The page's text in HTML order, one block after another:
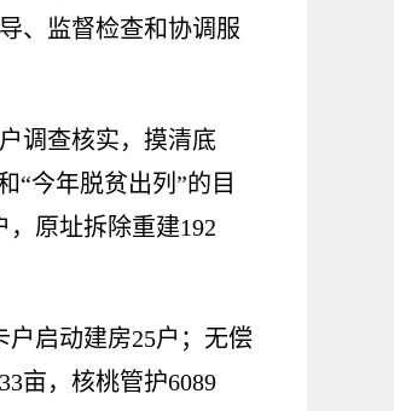
、监督检查和协调服
调查核实，摸清底
“今年脱贫出列 ”的目
，原址拆除重建192
户启动建房25户；无偿
亩，核桃管护6089